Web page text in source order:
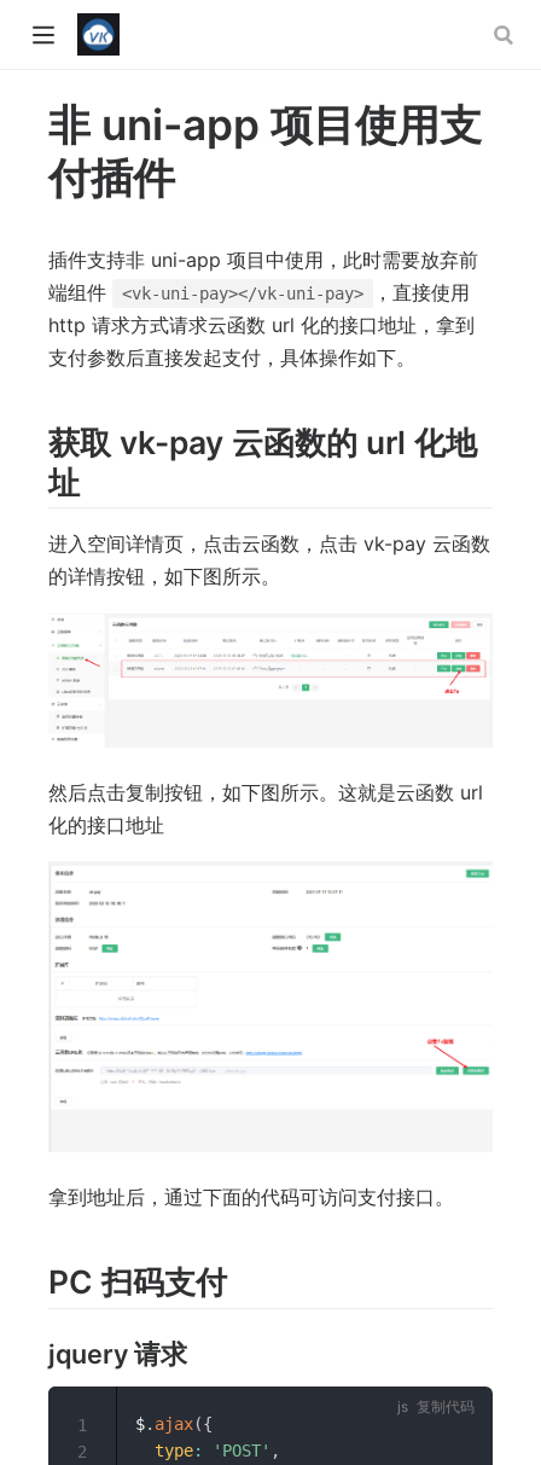
非 uni-app 项目使用支
付插件
插件支持非 uni-app 项目中使用，此时需要放弃前
端组件
<vk-uni-pay></vk-uni-pay>
，直接使用
http 请求方式请求云函数 url 化的接口地址，拿到
支付参数后直接发起支付，具体操作如下。
获取 vk-pay 云函数的 url 化地
址
进入空间详情页，点击云函数，点击 vk-pay 云函数
的详情按钮，如下图所示。
然后点击复制按钮，如下图所示。这就是云函数 url
化的接口地址
拿到地址后，通过下面的代码可访问支付接口。
PC 扫码支付
jquery 请求
$. ajax({
type: 'POST' ,
1
2
复制代码